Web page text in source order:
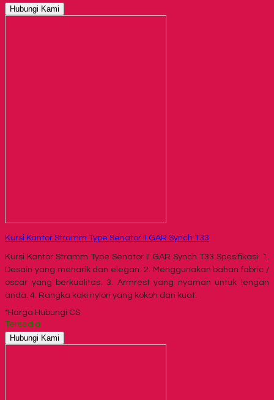
Hubungi Kami
Kursi Kantor Stramm Type Senator II GAR Synch T33
Kursi Kantor Stramm Type Senator II GAR Synch T33 Spesifikasi: 1.
Desain yang menarik dan elegan. 2. Menggunakan bahan fabric /
oscar yang berkualitas. 3. Armrest yang nyaman untuk lengan
anda. 4. Rangka kaki nylon yang kokoh dan kuat.
*Harga Hubungi CS
Tersedia
Hubungi Kami